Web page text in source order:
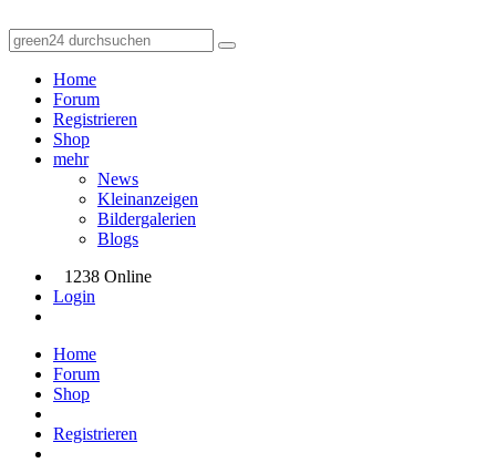
Home
Forum
Registrieren
Shop
mehr
News
Kleinanzeigen
Bildergalerien
Blogs
1238 Online
Login
Home
Forum
Shop
Registrieren